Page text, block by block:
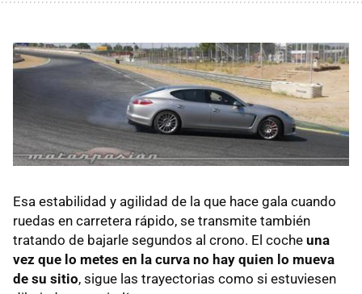
Esa estabilidad y agilidad de la que hace gala cuando
ruedas en carretera rápido, se transmite también
tratando de bajarle segundos al crono. El coche una
vez que lo metes en la curva no hay quien lo mueva
de su sitio, sigue las trayectorias como si estuviesen